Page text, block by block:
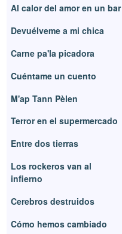
Al calor del amor en un bar
Devuélveme a mi chica
Carne pa'la picadora
Cuéntame un cuento
M'ap Tann Pèlen
Terror en el supermercado
Entre dos tierras
Los rockeros van al
infierno
Cerebros destruidos
Cómo hemos cambiado